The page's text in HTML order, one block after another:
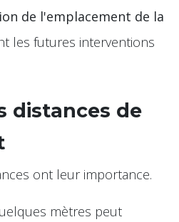
de l'emplacement de la
les futures interventions
distances de
ont leur importance.
mètres peut